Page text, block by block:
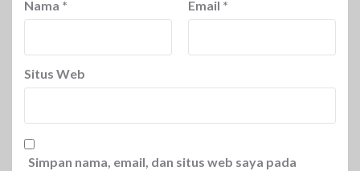
Nama * Email *
Situs Web
Simpan nama, email, dan situs web saya pada